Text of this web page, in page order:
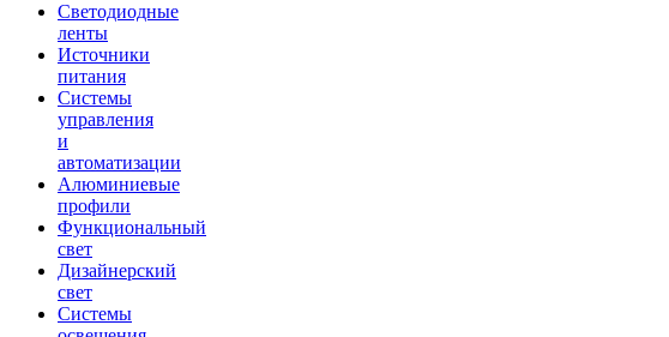
Светодиодные
ленты
Источники
питания
Системы
управления
и
автоматизации
Алюминиевые
профили
Функциональный
свет
Дизайнерский
свет
Системы